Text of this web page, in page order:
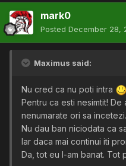
mark0
Posted December 28,
Maximus said:
Nu cred ca nu poti intra
Pentru ca esti nesimtit!
nenumarate ori sa
Nu dau ban niciodata ca
Iar daca mai continui iti
Da, tot eu l-am banat. Tot